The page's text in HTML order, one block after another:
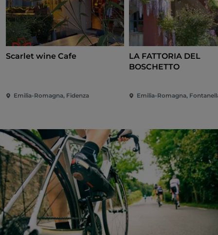
Scarlet wine Cafe
Emilia-Romagna, Fidenza
LA FATTORIA DEL
BOSCHETTO
Emilia-Romagna,